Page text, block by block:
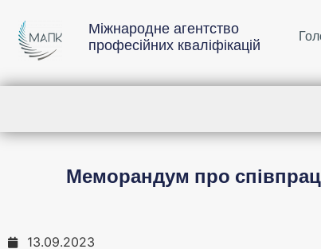
Міжнародне агентство
професійних кваліфікацій
Меморандум про
13.09.2023